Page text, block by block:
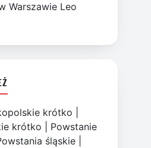
Warszawie Leo
krótko
krótko
Powstanie
śląskie